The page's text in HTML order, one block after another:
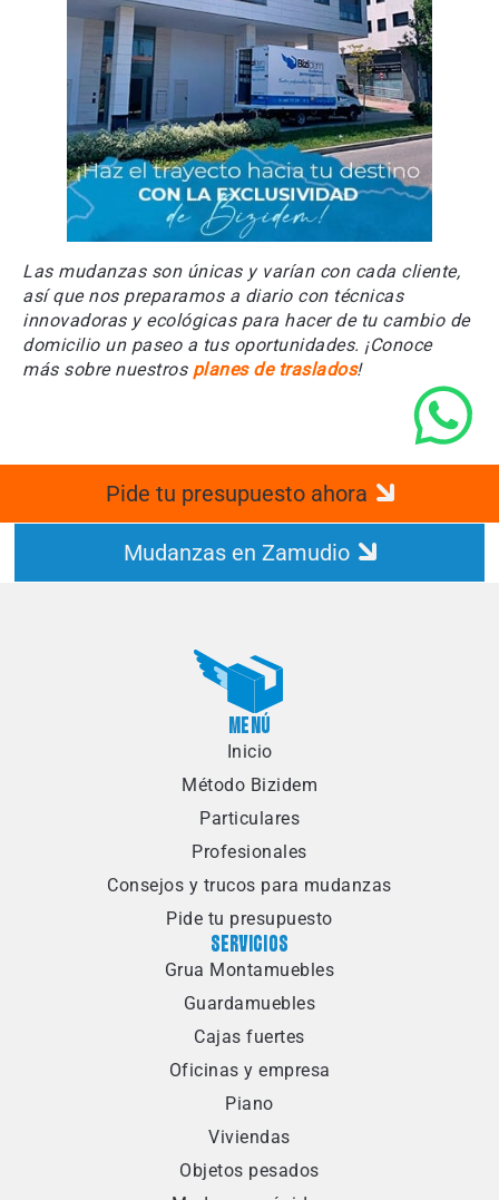
Las mudanzas son únicas y varían con cada cliente,
así que nos preparamos a diario con técnicas
innovadoras y ecológicas para hacer de tu cambio de
domicilio un paseo a tus oportunidades. ¡Conoce
más sobre nuestros planes de traslados!
Pide tu presupuesto ahora
Mudanzas en Zamudio
MENÚ
Inicio
Método Bizidem
Particulares
Profesionales
Consejos y trucos para mudanzas
Pide tu presupuesto
SERVICIOS
Grua Montamuebles
Guardamuebles
Cajas fuertes
Oficinas y empresa
Piano
Viviendas
Objetos pesados